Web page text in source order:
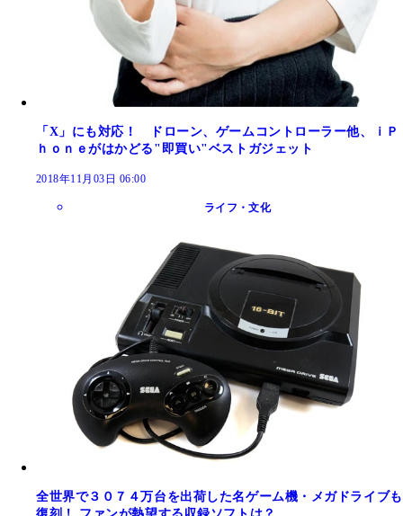
「X」にも対応！ ドローン、ゲームコントローラー他、ｉＰ
ｈｏｎｅがはかどる"即買い"ベストガジェット
2018年11月03日 06:00
ライフ・文化
全世界で３０７４万台を出荷した名ゲーム機・メガドライブも